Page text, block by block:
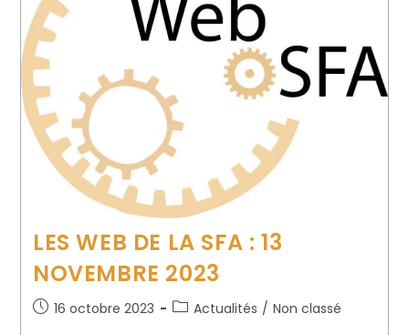
LES WEB DE LA SFA : 13
NOVEMBRE 2023
16 octobre 2023 Actualités / Non classé